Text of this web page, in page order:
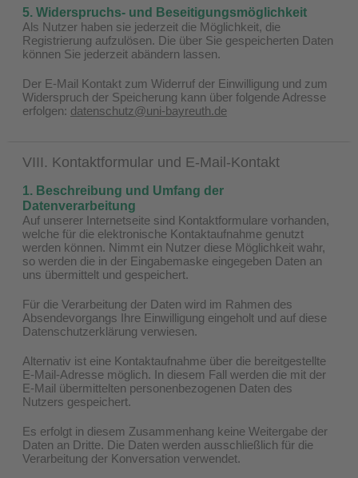
5. Widerspruchs- und Beseitigungsmöglichkeit
Als Nutzer haben sie jederzeit die Möglichkeit, die
Registrierung aufzulösen. Die über Sie gespeicherten Daten
können Sie jederzeit abändern lassen.
Der E-Mail Kontakt zum Widerruf der Einwilligung und zum
Widerspruch der Speicherung kann über folgende Adresse
erfolgen: datenschutz@uni-bayreuth.de
VIII. Kontaktformular und E-Mail-Kontakt
1. Beschreibung und Umfang der
Datenverarbeitung
Auf unserer Internetseite sind Kontaktformulare vorhanden,
welche für die elektronische Kontaktaufnahme genutzt
werden können. Nimmt ein Nutzer diese Möglichkeit wahr,
so werden die in der Eingabemaske eingegeben Daten an
uns übermittelt und gespeichert.
Für die Verarbeitung der Daten wird im Rahmen des
Absendevorgangs Ihre Einwilligung eingeholt und auf diese
Datenschutzerklärung verwiesen.
Alternativ ist eine Kontaktaufnahme über die bereitgestellte
E-Mail-Adresse möglich. In diesem Fall werden die mit der
E-Mail übermittelten personenbezogenen Daten des
Nutzers gespeichert.
Es erfolgt in diesem Zusammenhang keine Weitergabe der
Daten an Dritte. Die Daten werden ausschließlich für die
Verarbeitung der Konversation verwendet.